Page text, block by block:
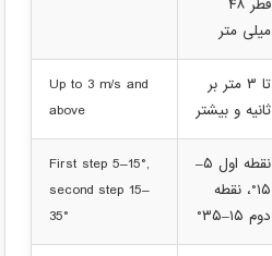
قطر ۴۸
میلی متر
تا ۳ متر بر
ثانیه و بیشتر
Up to 3 m/s and
above
نقطه اول ۵–
۱۵°، نقطه
دوم ۱۵–۳۵°
First step 5–15°,
second step 15–
35°